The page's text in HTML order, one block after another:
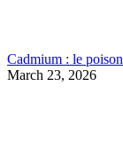
Cadmium : le
March 23, 2026